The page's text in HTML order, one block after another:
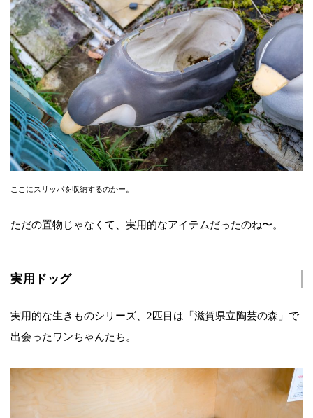
ここにスリッパを収納するのかー。
ただの置物じゃなくて、実用的なアイテムだったのね〜。
実用ドッグ
実用的な生きものシリーズ、2匹目は「滋賀県立陶芸の森」で
出会ったワンちゃんたち。